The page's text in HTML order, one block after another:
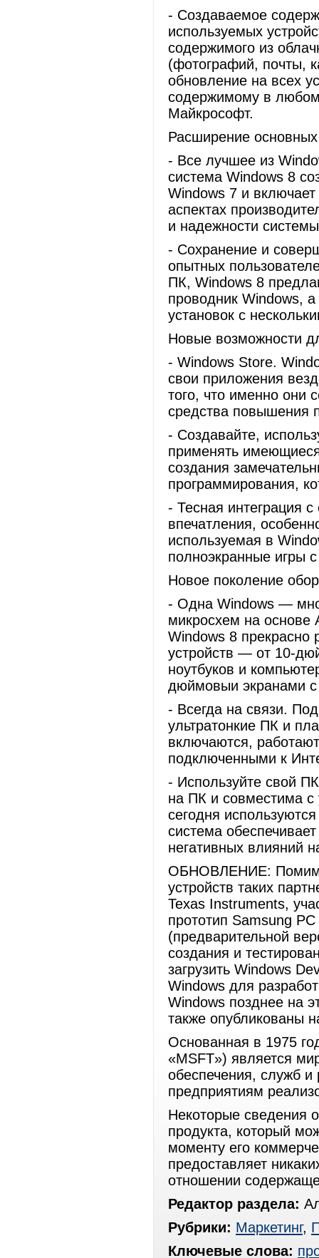
- Создаваемое
используемых
содержимого из
(фотографий, почты,
обновление на всех
содержимому в любом
Майкрософт.
Расширение
- Все лучшее из
система Windows 8
Windows 7 и
аспектах
и надежности
- Сохранение и
опытных
ПК, Windows 8
проводник Windows,
установок с
Новые возможности
- Windows Store.
свои приложения
того, что именно они
средства повышения
- Создавайте,
применять
создания
программирования,
- Тесная интеграция
впечатления,
используемая в
полноэкранные игры
Новое поколение
- Одна Windows —
микросхем на основе
Windows 8 прекрасно
устройств — от 10-
ноутбуков и
дюймовыи экранами
- Всегда на связи.
ультратонкие ПК и
включаются,
подключенными к
- Используйте свой
на ПК и совместима с
сегодня
система
негативных влияний
ОБНОВЛЕНИЕ: Помимо
устройств таких
Texas Instruments,
прототип Samsung
(предварительной
создания и
загрузить Windows
Windows для
Windows позднее на
также опубликованы
Основанная в 1975
«MSFT») является
обеспечения, служб
предприятиям
Некоторые сведения
продукта, который
моменту его
предоставляет
отношении
Редактор раздела:
Рубрики: Маркетинг,
Ключевые слова: